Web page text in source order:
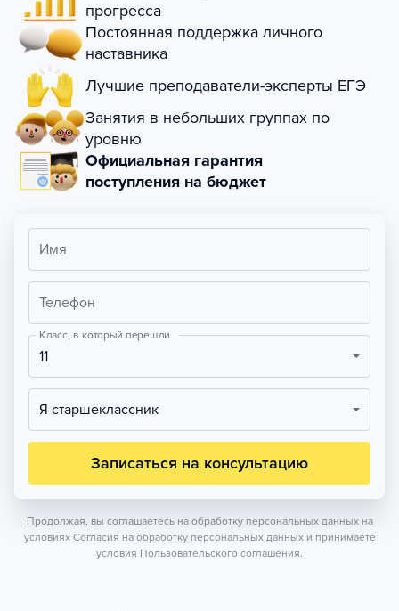
прогресса
Постоянная поддержка личного
наставника
Лучшие преподаватели-эксперты ЕГЭ
Занятия в небольших группах по
уровню
Официальная гарантия
поступления на бюджет
Имя
Телефон
Класс, в который перешли
11
Я старшеклассник
Записаться на консультацию
Продолжая, вы соглашаетесь на обработку персональных данных на
условиях Согласия на обработку персональных данных и принимаете
условия Пользовательского соглашения.